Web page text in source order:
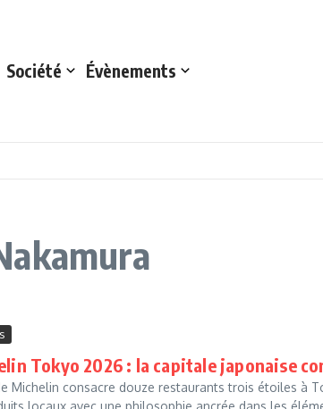
Société Évènements
Tokyo 2026 : la capitale japonaise
Michelin consacre douze restaurants trois étoiles à
locaux avec une philosophie ancrée dans les